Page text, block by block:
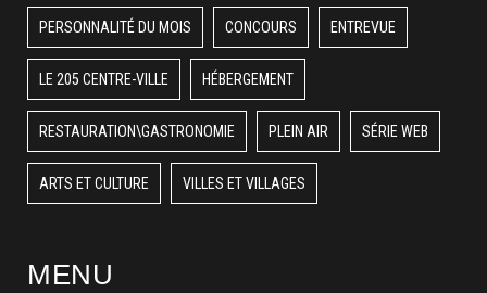
PERSONNALITÉ DU MOIS CONCOURS ENTREVUE
LE 205 CENTRE-VILLE HÉBERGEMENT
RESTAURATION\GASTRONOMIE PLEIN AIR SÉRIE WEB
ARTS ET CULTURE VILLES ET VILLAGES
MENU